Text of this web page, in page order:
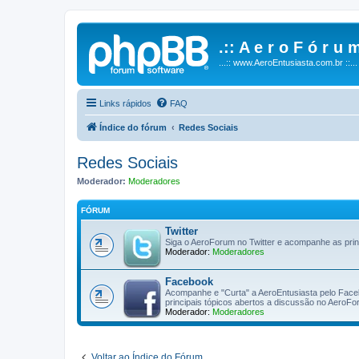
.:: A e r o F ó r u
...:: www.AeroEntusiasta.com.br ::...
Links rápidos FAQ
Índice do fórum Redes Sociais
Redes Sociais
Moderador: Moderadores
FÓRUM
Twitter
Siga o AeroForum no Twitter e acompanhe as
Moderador: Moderadores
Facebook
Acompanhe e "Curta" a AeroEntusiasta pelo
principais tópicos abertos a discussão no
Moderador: Moderadores